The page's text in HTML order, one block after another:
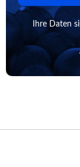
Ihre Daten